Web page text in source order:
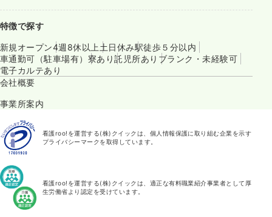
特徴で探す
新規オープン4週8休以上 土日休み駅徒歩５分以内
車通勤可（駐車場有） 寮あり託児所あり ブランク・未経験可
電子カルテあり
会社概要
事業所案内
看護roo!を運営する(株)クイックは、個人情報保護に取り組む企業を示す
プライバシーマークを取得しています。
看護roo!を運営する(株)クイックは、適正な有料職業紹介事業者として厚
生労働省より認定を受けています。